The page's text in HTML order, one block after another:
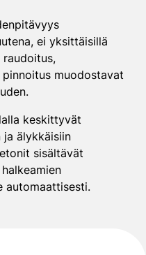
ei yksittäisillä
muodostavat
keskittyvät
ja älykkäisiin
sisältävät
automaattisesti.